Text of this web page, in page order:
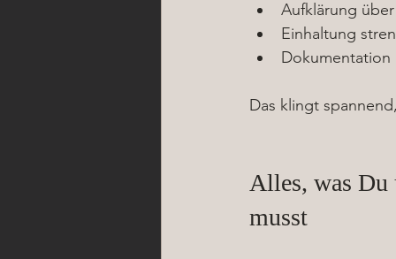
Aufklärung
Einhaltung
Das klingt
Alles, was
musst